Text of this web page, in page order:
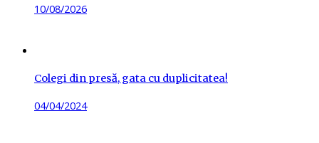
Posted
10/08/2026
Colegi din presă, gata cu duplicitatea!
Posted
04/04/2024